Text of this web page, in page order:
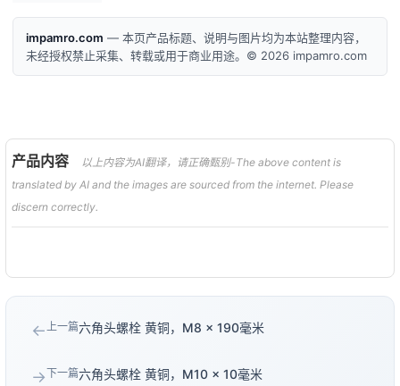
impamro.com — 本页产品标题、说明与图片均为本站整理内容，
未经授权禁止采集、转载或用于商业用途。© 2026 impamro.com
产品内容
以上内容为AI翻译，请正确甄别-The above content is
translated by AI and the images are sourced from the internet. Please
discern correctly.
←上一篇六角头螺栓 黄铜，M8 × 190毫米
→下一篇六角头螺栓 黄铜，M10 × 10毫米